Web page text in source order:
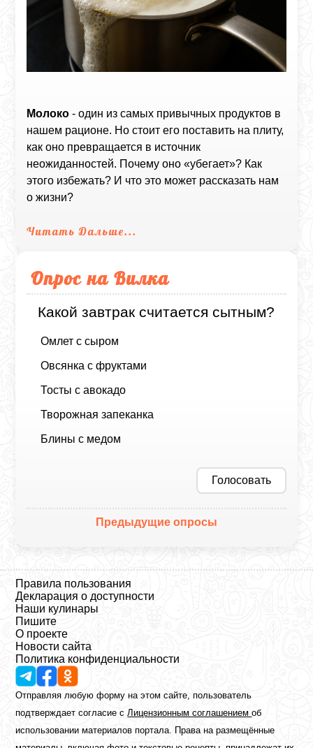
Молоко - один из самых привычных продуктов в
нашем рационе. Но стоит его поставить на плиту,
как оно превращается в источник
неожиданностей. Почему оно «убегает»? Как
этого избежать? И что это может рассказать нам
о жизни?
Читать Дальше...
Опрос на Вилка
Какой завтрак считается сытным?
Омлет с сыром
Овсянка с фруктами
Тосты с авокадо
Творожная запеканка
Блины с медом
Голосовать
Предыдущие опросы
Правила пользования
Декларация о доступности
Наши кулинары
Пишите
О проекте
Новости сайта
Политика конфиденциальности
Отправляя любую форму на этом сайте, пользователь
подтверждает согласие сЛицензионным соглашениемоб
использовании материалов портала. Права на размещённые